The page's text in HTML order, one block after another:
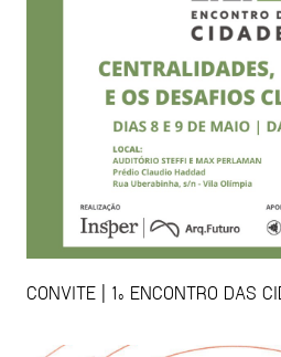
CONVITE | 1º ENCONTRO DAS